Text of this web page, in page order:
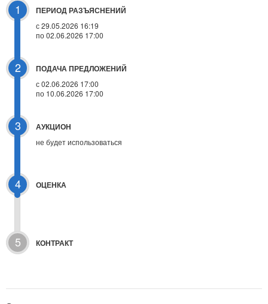
1 ПЕРИОД РАЗЪЯСНЕНИЙ
с 29.05.2026 16:19
по 02.06.2026 17:00
2 ПОДАЧА ПРЕДЛОЖЕНИЙ
с 02.06.2026 17:00
по 10.06.2026 17:00
3 АУКЦИОН
не будет использоваться
4 ОЦЕНКА
5 КОНТРАКТ